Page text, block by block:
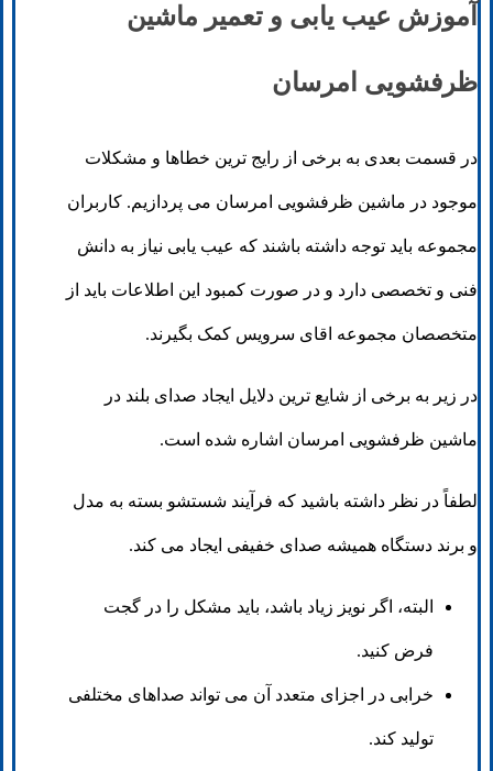
آموزش عیب یابی و تعمیر ماشین
ظرفشویی امرسان
در قسمت بعدی به برخی از رایج ترین خطاها و مشکلات
موجود در ماشین ظرفشویی امرسان می پردازیم. کاربران
مجموعه باید توجه داشته باشند که عیب یابی نیاز به دانش
فنی و تخصصی دارد و در صورت کمبود این اطلاعات باید از
متخصصان مجموعه اقای سرویس کمک بگیرند.
در زیر به برخی از شایع ترین دلایل ایجاد صدای بلند در
ماشین ظرفشویی امرسان اشاره شده است.
لطفاً در نظر داشته باشید که فرآیند شستشو بسته به مدل
و برند دستگاه همیشه صدای خفیفی ایجاد می کند.
البته، اگر نویز زیاد باشد، باید مشکل را در گجت
فرض کنید.
خرابی در اجزای متعدد آن می تواند صداهای مختلفی
تولید کند.